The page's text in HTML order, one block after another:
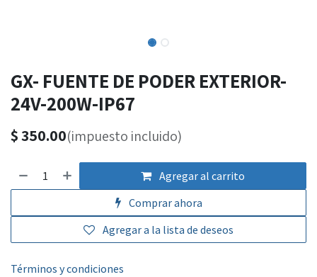
GX- FUENTE DE PODER EXTERIOR-
24V-200W-IP67
$350.00(impuesto incluido)
Agregar al carrito
Comprar ahora
Agregar a la lista de deseos
Términos y condiciones